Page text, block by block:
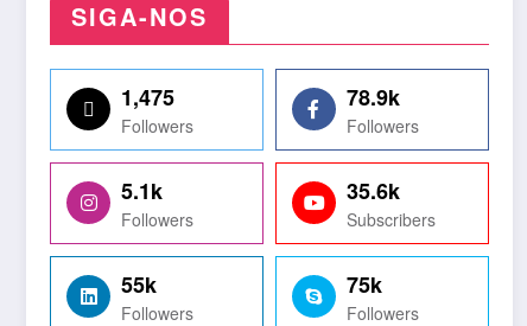
SIGA-NOS
1,475
Followers
78.9k
Followers
5.1k
Followers
35.6k
Subscribers
55k
Followers
75k
Followers